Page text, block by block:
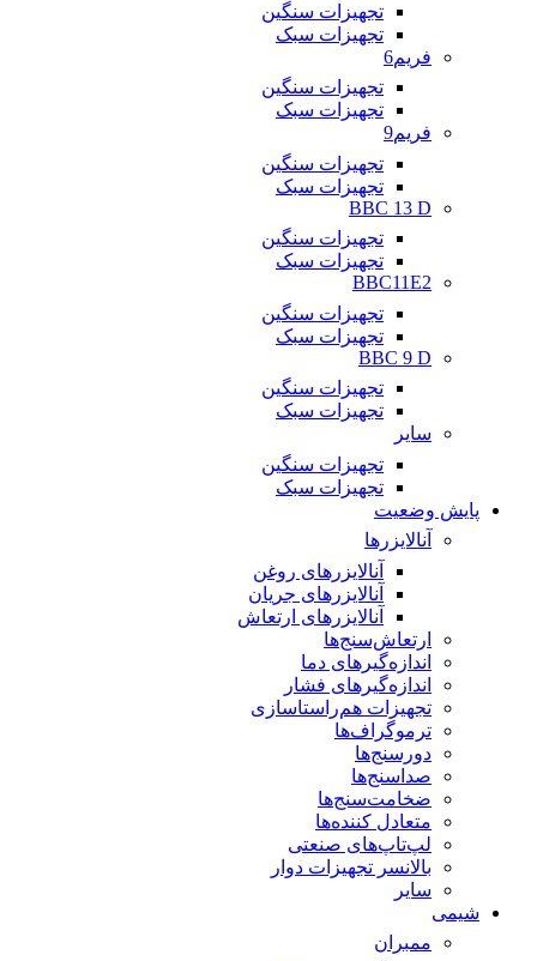
تجهیزات سنگین
تجهیزات سبک
فریم6
تجهیزات سنگین
تجهیزات سبک
فریم9
تجهیزات سنگین
تجهیزات سبک
BBC 13 D
تجهیزات سنگین
تجهیزات سبک
BBC11E2
تجهیزات سنگین
تجهیزات سبک
BBC 9 D
تجهیزات سنگین
تجهیزات سبک
سایر
تجهیزات سنگین
تجهیزات سبک
پایش وضعیت
آنالایزرها
آنالایزرهای روغن
آنالایزرهای جریان
آنالایزرهای ارتعاش
ارتعاش‌سنج‌ها
اندازه‌گیرهای دما
اندازه‌گیرهای فشار
تجهیزات هم‌راستاسازی
ترموگراف‌ها
دورسنج‌ها
صداسنج‌ها
ضخامت‌سنج‌ها
متعادل کننده‌ها
لپ‌تاپ‌های صنعتی
بالانسر تجهیزات دوار
سایر
شیمی
ممبران